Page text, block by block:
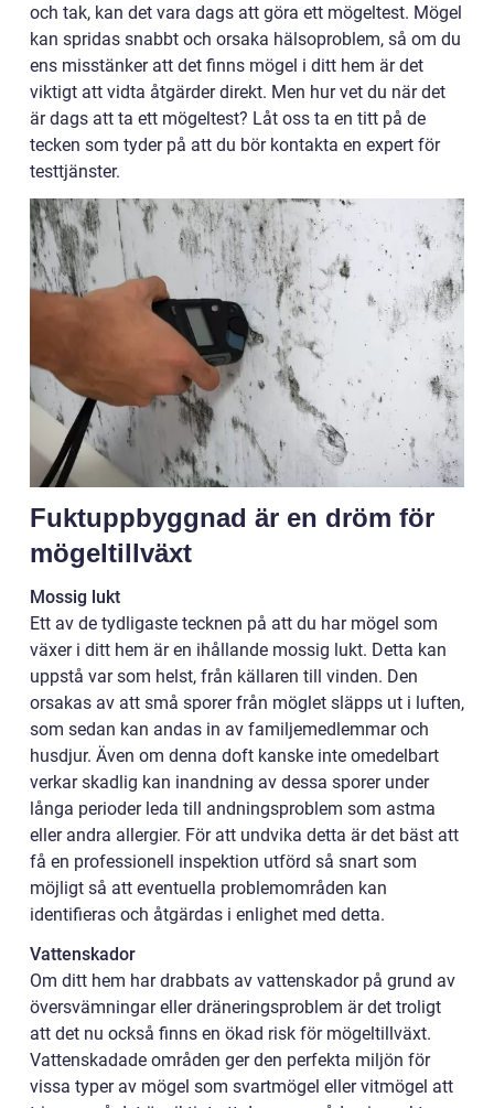
och tak, kan det vara dags att göra ett mögeltest. Mögel
kan spridas snabbt och orsaka hälsoproblem, så om du
ens misstänker att det finns mögel i ditt hem är det
viktigt att vidta åtgärder direkt. Men hur vet du när det
är dags att ta ett mögeltest? Låt oss ta en titt på de
tecken som tyder på att du bör kontakta en expert för
testtjänster.
Fuktuppbyggnad är en dröm för
mögeltillväxt
Mossig lukt
Ett av de tydligaste tecknen på att du har mögel som
växer i ditt hem är en ihållande mossig lukt. Detta kan
uppstå var som helst, från källaren till vinden. Den
orsakas av att små sporer från möglet släpps ut i luften,
som sedan kan andas in av familjemedlemmar och
husdjur. Även om denna doft kanske inte omedelbart
verkar skadlig kan inandning av dessa sporer under
långa perioder leda till andningsproblem som astma
eller andra allergier. För att undvika detta är det bäst att
få en professionell inspektion utförd så snart som
möjligt så att eventuella problemområden kan
identifieras och åtgärdas i enlighet med detta.
Vattenskador
Om ditt hem har drabbats av vattenskador på grund av
översvämningar eller dräneringsproblem är det troligt
att det nu också finns en ökad risk för mögeltillväxt.
Vattenskadade områden ger den perfekta miljön för
vissa typer av mögel som svartmögel eller vitmögel att